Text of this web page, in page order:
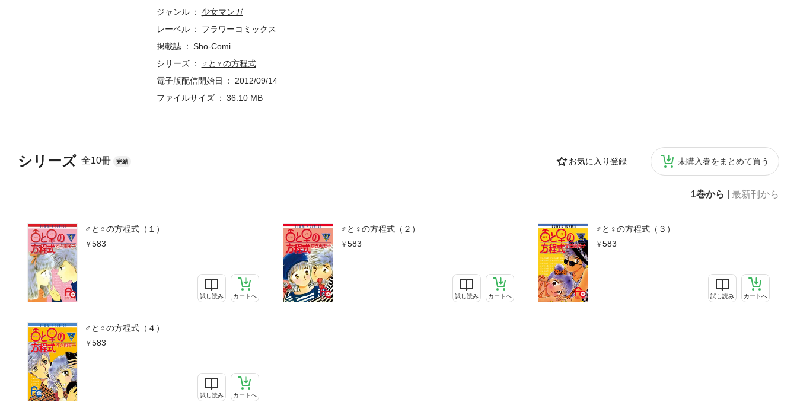
シリーズ 全10冊 完結 お気に入り登録 未購入巻をまとめて買う
1巻から 最新刊から
♂と♀の方程式（１）
583
試し読み カートへ
♂と♀の方程式（２）
583
試し読み カートへ
♂と♀の方程式（３）
583
試し読み カートへ
♂と♀の方程式（４）
583
試し読み カートへ
ジャンル
少女マンガ
レーベル
フラワーコミックス
掲載誌
Sho-Comi
シリーズ
♂と♀の方程式
電子版配信開始日
2012/09/14
ファイルサイズ
36.10 MB